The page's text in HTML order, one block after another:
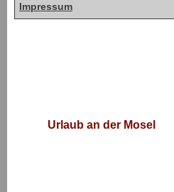
Impressum
Urlaub an der Mosel